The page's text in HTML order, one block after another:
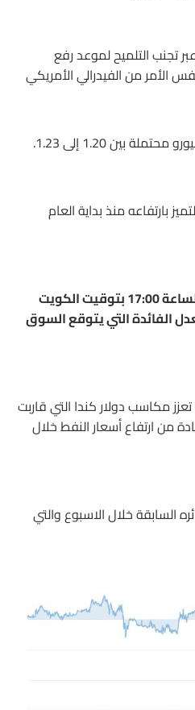
تجنب التلميح لموعد رفع
الأمر من الفيدرالي الأمريكي
بين 1.20 إلى 1.23.
بارتفاعه منذ بداية العام
من كندا لدينا يوم الأربعاء الساعة 17:00 بتوقيت الكويت
الفائدة التي يتوقع السوق
مكاسب دولار كندا التي قاربت
من ارتفاع أسعار النفط خلال
خلال الاسبوع والتي